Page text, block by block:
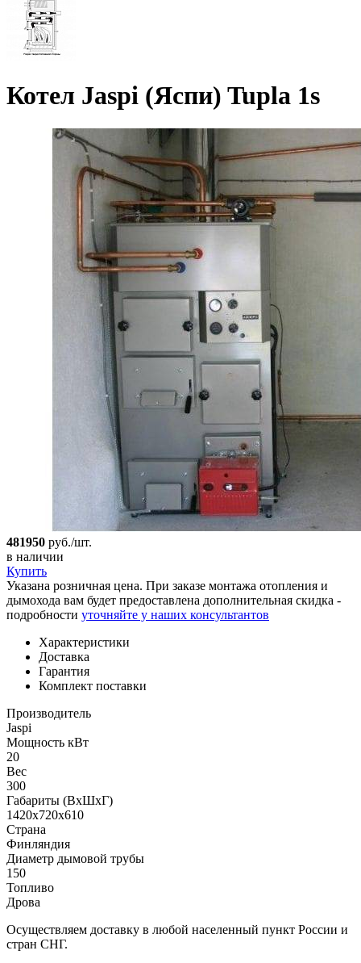
Котел Jaspi (Яспи) Tupla 1s
481950 руб./шт.
в наличии
Купить
Указана розничная цена. При заказе монтажа отопления и
дымохода вам будет предоставлена дополнительная скидка -
подробности уточняйте у наших консультантов
Характеристики
Доставка
Гарантия
Комплект поставки
Производитель
Jaspi
Мощность кВт
20
Вес
300
Габариты (ВхШхГ)
1420х720х610
Страна
Финляндия
Диаметр дымовой трубы
150
Топливо
Дрова
Осуществляем доставку в любой населенный пункт России и
стран СНГ.